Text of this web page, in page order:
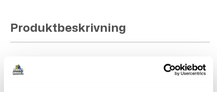
Produktbeskrivning
Recensioner (0)